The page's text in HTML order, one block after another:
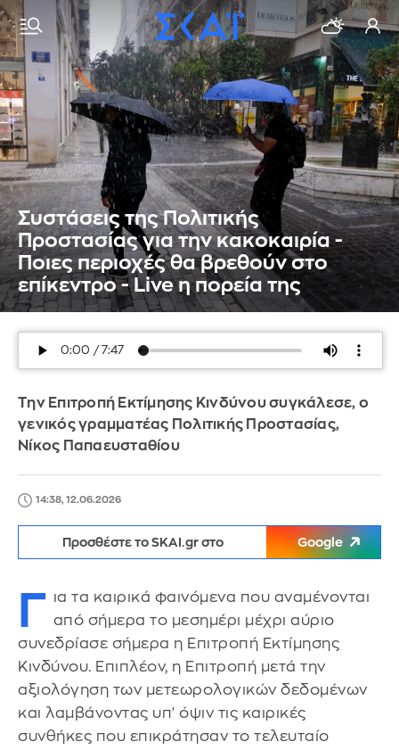
Συστάσεις της Πολιτικής
Προστασίας για την κακοκαιρία -
Ποιες περιοχές θα βρεθούν στο
επίκεντρο - Live η πορεία της
Την Επιτροπή Εκτίμησης Κινδύνου συγκάλεσε, ο
γενικός γραμματέας Πολιτικής Προστασίας,
Νίκος Παπαευσταθίου
14:38, 12.06.2026
Προσθέστε το SKAI.gr στο Google
Γ ια τα καιρικά φαινόμενα που αναμένονται
από σήμερα το μεσημέρι μέχρι αύριο
συνεδρίασε σήμερα η Επιτροπή Εκτίμησης
Κινδύνου. Επιπλέον, η Επιτροπή μετά την
αξιολόγηση των μετεωρολογικών δεδομένων
και λαμβάνοντας υπ' όψιν τις καιρικές
συνθήκες που επικράτησαν το τελευταίο